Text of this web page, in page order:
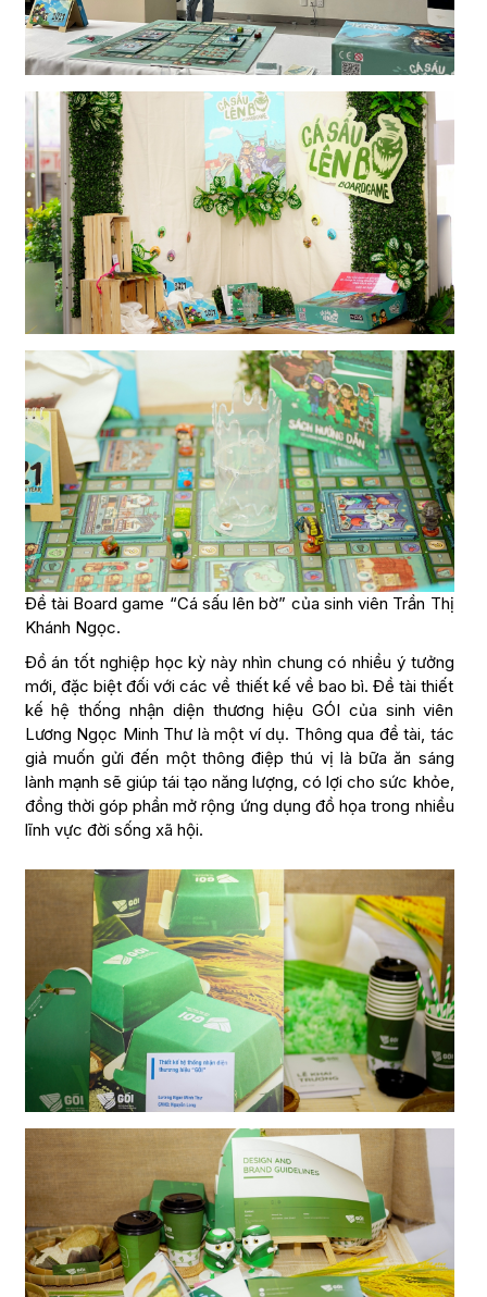
Đề tài Board game “Cá sấu lên bờ” của sinh viên Trần Thị
Khánh Ngọc.
Đồ án tốt nghiệp học kỳ này nhìn chung có nhiều ý tưởng
mới, đặc biệt đối với các về thiết kế về bao bì. Đề tài thiết
kế hệ thống nhận diện thương hiệu GÓI của sinh viên
Lương Ngọc Minh Thư là một ví dụ. Thông qua đề tài, tác
giả muốn gửi đến một thông điệp thú vị là bữa ăn sáng
lành mạnh sẽ giúp tái tạo năng lượng, có lợi cho sức khỏe,
đồng thời góp phần mở rộng ứng dụng đồ họa trong nhiều
lĩnh vực đời sống xã hội.